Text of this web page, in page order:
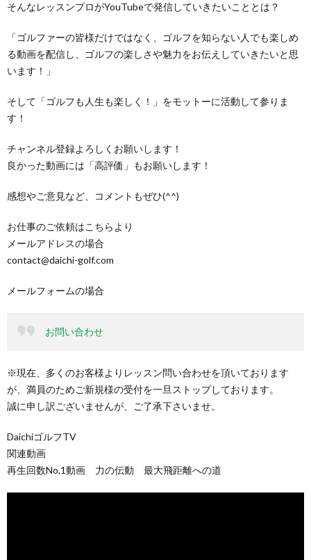
そんなレッスンプロがYouTubeで発信していきたいこととは？
「ゴルファーの皆様だけではなく、ゴルフを知らない人でも楽しめ
る動画を配信し、ゴルフの楽しさや魅力をお伝えしていきたいと思
います！」
そして「ゴルフも人生も楽しく！」をモットーに活動して参りま
す！
チャンネル登録よろしくお願いします！
良かった動画には「高評価」もお願いします！
感想やご意見など、コメントもぜひ(^^)
お仕事のご依頼はこちらより
メールアドレスの場合
contact@daichi-golf.com
メールフォームの場合
お問い合わせ
※現在、多くのお客様よりレッスン問い合わせを頂いております
が、満員のためご新規様の受付を一旦ストップしております。
誠に申し訳ございませんが、ご了承下さいませ。
DaichiゴルフTV
関連動画
再生回数No,1動画 力の伝動 最大飛距離への道